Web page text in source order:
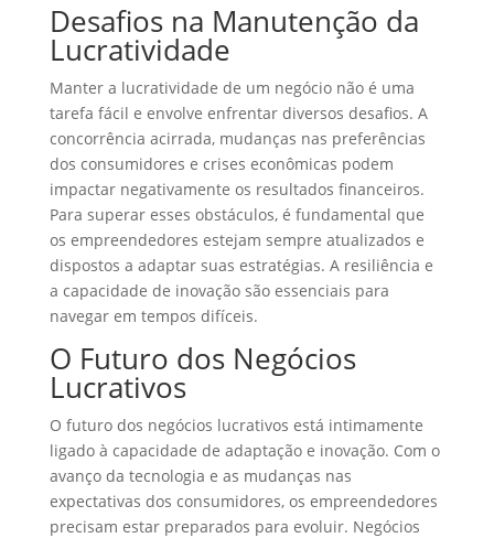
Desafios na Manutenção da
Lucratividade
Manter a lucratividade de um negócio não é uma
tarefa fácil e envolve enfrentar diversos desafios. A
concorrência acirrada, mudanças nas preferências
dos consumidores e crises econômicas podem
impactar negativamente os resultados financeiros.
Para superar esses obstáculos, é fundamental que
os empreendedores estejam sempre atualizados e
dispostos a adaptar suas estratégias. A resiliência e
a capacidade de inovação são essenciais para
navegar em tempos difíceis.
O Futuro dos Negócios
Lucrativos
O futuro dos negócios lucrativos está intimamente
ligado à capacidade de adaptação e inovação. Com o
avanço da tecnologia e as mudanças nas
expectativas dos consumidores, os empreendedores
precisam estar preparados para evoluir. Negócios